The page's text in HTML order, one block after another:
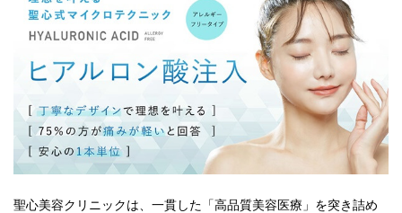
聖心美容クリニックは、一貫した「高品質美容医療」を突き詰め